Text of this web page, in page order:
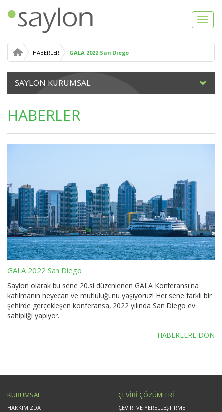
HABERLER GALA 2022 San Diego
SAYLON KURUMSAL
HABERLER
GALA 2022 San Diego
Saylon olarak bu sene 20.si düzenlenen GALA Konferansı'na
katılmanın heyecan ve mutluluğunu yaşıyoruz! Her sene farklı bir
şehirde gerçekleşen konferansa, 2022 yılında San Diego ev
sahipliği yapıyor.
HABERLERE DÖN
KURUMSAL
HAKKIMIZDA
ÇEVİRİ ÇÖZÜMLERİ
ÇEVİRİ VE YERELLEŞTİRME